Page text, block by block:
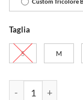
Custom Tricolore
Taglia
S M